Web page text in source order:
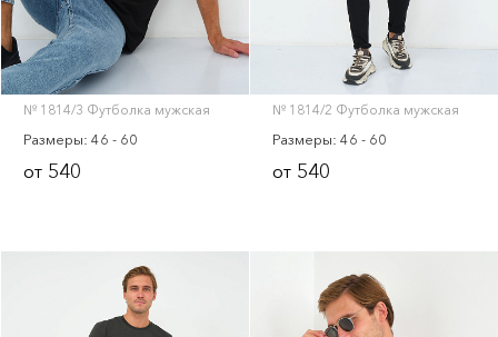
№ 1814/3 Футболка мужская
Размеры: 46 - 60
от540
№ 1814/2 Футболка мужская
Размеры: 46 - 60
от540